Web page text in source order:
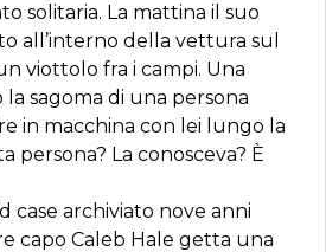
solitaria. La mattina il suo
all’interno della vettura sul
viottolo fra i campi. Una
sagoma di una persona
in macchina con lei lungo la
persona? La conosceva? È
case archiviato nove anni
capo Caleb Hale getta una